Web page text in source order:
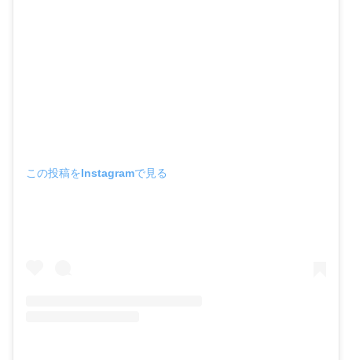
この投稿をInstagramで見る